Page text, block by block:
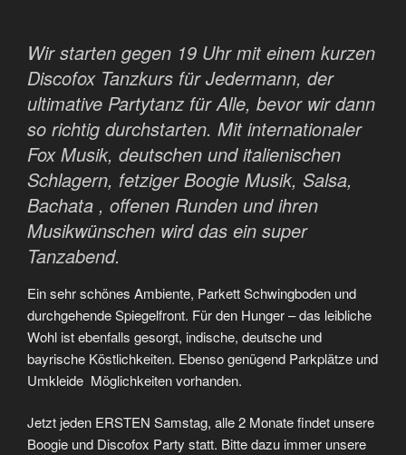
Wir starten gegen 19 Uhr mit einem kurzen
Discofox Tanzkurs für Jedermann, der
ultimative Partytanz für Alle, bevor wir dann
so richtig durchstarten. Mit internationaler
Fox Musik, deutschen und italienischen
Schlagern, fetziger Boogie Musik, Salsa,
Bachata , offenen Runden und ihren
Musikwünschen wird das ein super
Tanzabend.
Ein sehr schönes Ambiente, Parkett Schwingboden und
durchgehende Spiegelfront. Für den Hunger – das leibliche
Wohl ist ebenfalls gesorgt, indische, deutsche und
bayrische Köstlichkeiten. Ebenso genügend Parkplätze und
Umkleide Möglichkeiten vorhanden.
Jetzt jeden ERSTEN Samstag, alle 2 Monate findet unsere
Boogie und Discofox Party statt. Bitte dazu immer unsere